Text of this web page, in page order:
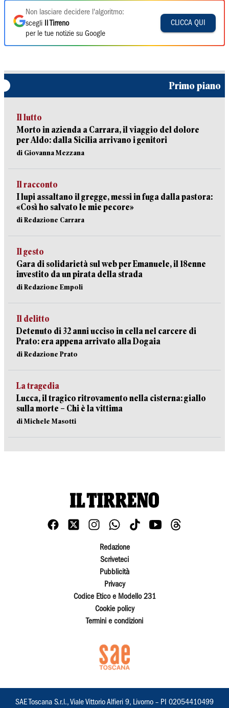
Non lasciare decidere l'algoritmo:
scegli
Il Tirreno
per le tue notizie su Google
CLICCA QUI
Primo piano
Il lutto
Morto in azienda a Carrara, il viaggio del dolore
per Aldo: dalla Sicilia arrivano i genitori
di Giovanna Mezzana
Il racconto
I lupi assaltano il gregge, messi in fuga dalla pastora:
«Così ho salvato le mie pecore»
di Redazione Carrara
Il gesto
Gara di solidarietà sul web per Emanuele, il 18enne
investito da un pirata della strada
di Redazione Empoli
Il delitto
Detenuto di 32 anni ucciso in cella nel carcere di
Prato: era appena arrivato alla Dogaia
di Redazione Prato
La tragedia
Lucca, il tragico ritrovamento nella cisterna: giallo
sulla morte – Chi è la vittima
di Michele Masotti
Redazione
Scriveteci
Pubblicità
Privacy
Codice Etico e Modello 231
Cookie policy
Termini e condizioni
SAE Toscana S.r.l., Viale Vittorio Alfieri 9, Livorno – PI 02054410499